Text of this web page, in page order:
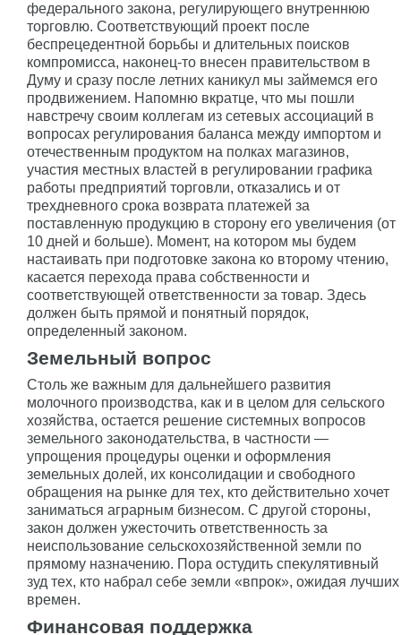
федерального закона, регулирующего внутреннюю
торговлю. Соответствующий проект после
беспрецедентной борьбы и длительных поисков
компромисса, наконец-то внесен правительством в
Думу и сразу после летних каникул мы займемся его
продвижением. Напомню вкратце, что мы пошли
навстречу своим коллегам из сетевых ассоциаций в
вопросах регулирования баланса между импортом и
отечественным продуктом на полках магазинов,
участия местных властей в регулировании графика
работы предприятий торговли, отказались и от
трехдневного срока возврата платежей за
поставленную продукцию в сторону его увеличения (от
10 дней и больше). Момент, на котором мы будем
настаивать при подготовке закона ко второму чтению,
касается перехода права собственности и
соответствующей ответственности за товар. Здесь
должен быть прямой и понятный порядок,
определенный законом.
Земельный вопрос
Столь же важным для дальнейшего развития
молочного производства, как и в целом для сельского
хозяйства, остается решение системных вопросов
земельного законодательства, в частности —
упрощения процедуры оценки и оформления
земельных долей, их консолидации и свободного
обращения на рынке для тех, кто действительно хочет
заниматься аграрным бизнесом. С другой стороны,
закон должен ужесточить ответственность за
неиспользование сельскохозяйственной земли по
прямому назначению. Пора остудить спекулятивный
зуд тех, кто набрал себе земли «впрок», ожидая лучших
времен.
Финансовая поддержка